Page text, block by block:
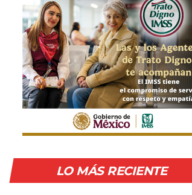
LO MÁS RECIENTE